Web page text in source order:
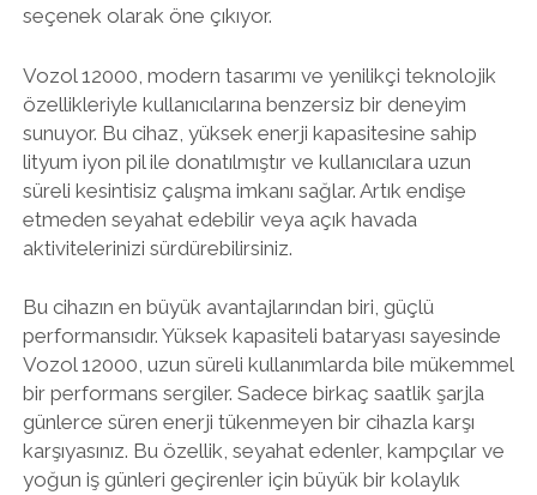
seçenek olarak öne çıkıyor.
Vozol 12000, modern tasarımı ve yenilikçi teknolojik
özellikleriyle kullanıcılarına benzersiz bir deneyim
sunuyor. Bu cihaz, yüksek enerji kapasitesine sahip
lityum iyon pil ile donatılmıştır ve kullanıcılara uzun
süreli kesintisiz çalışma imkanı sağlar. Artık endişe
etmeden seyahat edebilir veya açık havada
aktivitelerinizi sürdürebilirsiniz.
Bu cihazın en büyük avantajlarından biri, güçlü
performansıdır. Yüksek kapasiteli bataryası sayesinde
Vozol 12000, uzun süreli kullanımlarda bile mükemmel
bir performans sergiler. Sadece birkaç saatlik şarjla
günlerce süren enerji tükenmeyen bir cihazla karşı
karşıyasınız. Bu özellik, seyahat edenler, kampçılar ve
yoğun iş günleri geçirenler için büyük bir kolaylık